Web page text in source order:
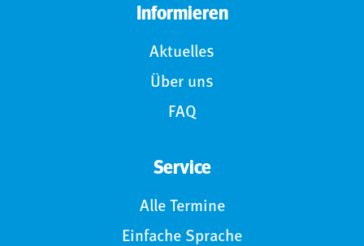
Informieren
Aktuelles
Über uns
FAQ
Service
Alle Termine
Einfache Sprache